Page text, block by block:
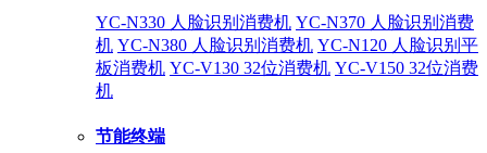
YC-N330 人脸识别消费机 YC-N370 人脸识别消费
机 YC-N380 人脸识别消费机 YC-N120 人脸识别平
板消费机 YC-V130 32位消费机 YC-V150 32位消费
机
节能终端